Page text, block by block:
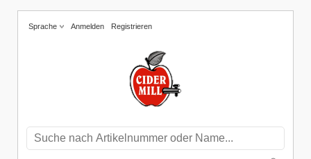
Sprache Anmelden Registrieren